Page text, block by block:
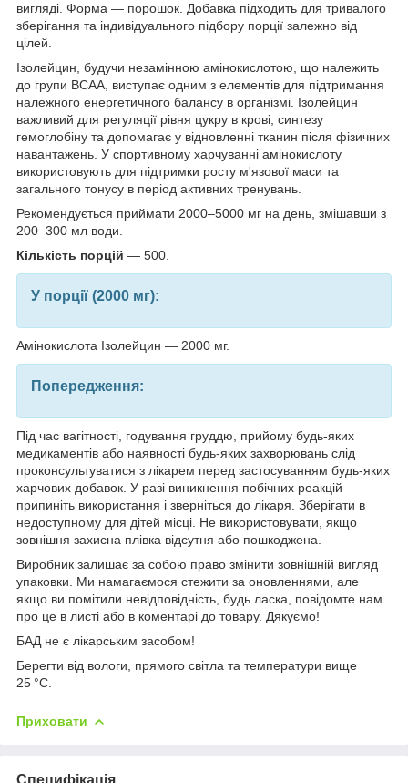
вигляді. Форма — порошок. Добавка підходить для тривалого
зберігання та індивідуального підбору порції залежно від
цілей.
Ізолейцин, будучи незамінною амінокислотою, що належить
до групи BCAA, виступає одним з елементів для підтримання
належного енергетичного балансу в організмі. Ізолейцин
важливий для регуляції рівня цукру в крові, синтезу
гемоглобіну та допомагає у відновленні тканин після фізичних
навантажень. У спортивному харчуванні амінокислоту
використовують для підтримки росту м'язової маси та
загального тонусу в період активних тренувань.
Рекомендується приймати 2000–5000 мг на день, змішавши з
200–300 мл води.
Кількість порцій — 500.
У порції (2000 мг):
Амінокислота Ізолейцин — 2000 мг.
Попередження:
Під час вагітності, годування груддю, прийому будь-яких
медикаментів або наявності будь-яких захворювань слід
проконсультуватися з лікарем перед застосуванням будь-яких
харчових добавок. У разі виникнення побічних реакцій
припиніть використання і зверніться до лікаря. Зберігати в
недоступному для дітей місці. Не використовувати, якщо
зовнішня захисна плівка відсутня або пошкоджена.
Виробник залишає за собою право змінити зовнішній вигляд
упаковки. Ми намагаємося стежити за оновленнями, але
якщо ви помітили невідповідність, будь ласка, повідомте нам
про це в листі або в коментарі до товару. Дякуємо!
БАД не є лікарським засобом!
Берегти від вологи, прямого світла та температури вище
25 °C.
Приховати